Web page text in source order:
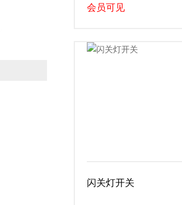
会员可见
闪关灯开关